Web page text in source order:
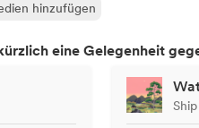
hinzufügen
eine Gelegenheit